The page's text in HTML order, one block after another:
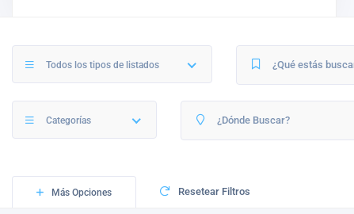
Todos los tipos de listados
Categorías
Más Opciones Resetear Filtros